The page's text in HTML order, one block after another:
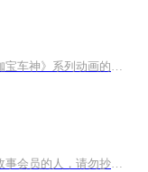
《咖宝车神之超能救援》是《咖宝车神》系列动画的新作，预计于2026年4月上线，以全新的救援主题为核心，剧情更扣人心弦。 新增反派角色，带来更多幽默风趣的冒险故事。推出新咖宝“超活神兵”，擅长魔法技能，能与暴风重装巨人合体为全新王牌咖宝“加农暴...
文篇出自凯叔讲故事专为没有故事会员的人，请勿抄袭！！！